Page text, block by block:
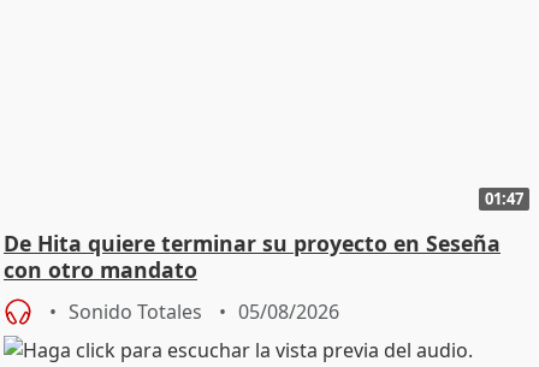
01:47
De Hita quiere terminar su proyecto en Seseña
con otro mandato
Sonido Totales 05/08/2026